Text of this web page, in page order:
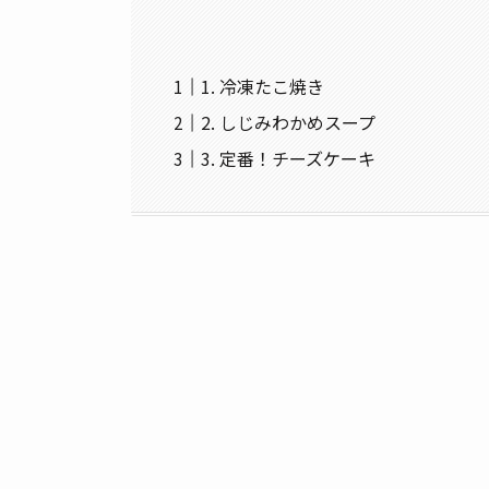
1. 冷凍たこ焼き
2. しじみわかめスープ
3. 定番！チーズケーキ